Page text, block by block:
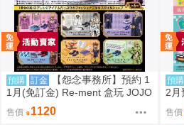
預購 訂金
【怨念事務所】預約 1
1月(免訂金) Re-ment 盒玩 JOJO
的奇妙冒險 服裝精品店 黃金之風
中盒6入 0823
售價 1120
預購
2月
牌
售價